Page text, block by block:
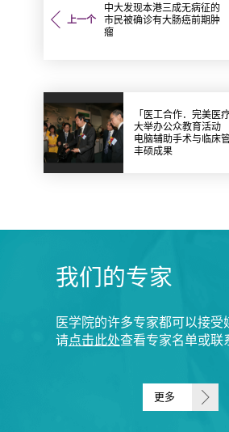
上一个
中大发现本港三成无病征的
市民被确诊有大肠癌前期肿
瘤
「医工合作．完美医
大举办公众教育活动
电脑辅助手术与临床
丰硕成果
我们的专家
医学院的许多专家都可以接受
请点击此处查看专家名单或联
更多